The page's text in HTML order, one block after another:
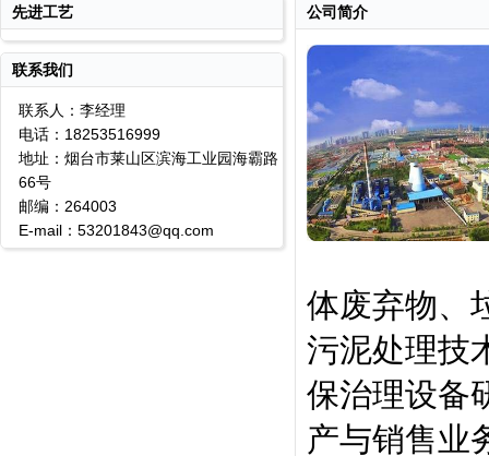
先进工艺
联系我们
联系人：李经理
电话：18253516999
地址：烟台市莱山区滨海工业园海霸路
66号
邮编：264003
E-mail：53201843@qq.com
公司简介
体废弃物、
污泥处理技
保治理设备
产与销售业